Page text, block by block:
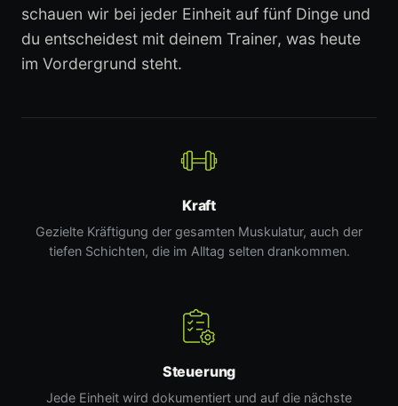
schauen wir bei jeder Einheit auf fünf Dinge und
du entscheidest mit deinem Trainer, was heute
im Vordergrund steht.
Kraft
Gezielte Kräftigung der gesamten Muskulatur, auch der
tiefen Schichten, die im Alltag selten drankommen.
Steuerung
Jede Einheit wird dokumentiert und auf die nächste